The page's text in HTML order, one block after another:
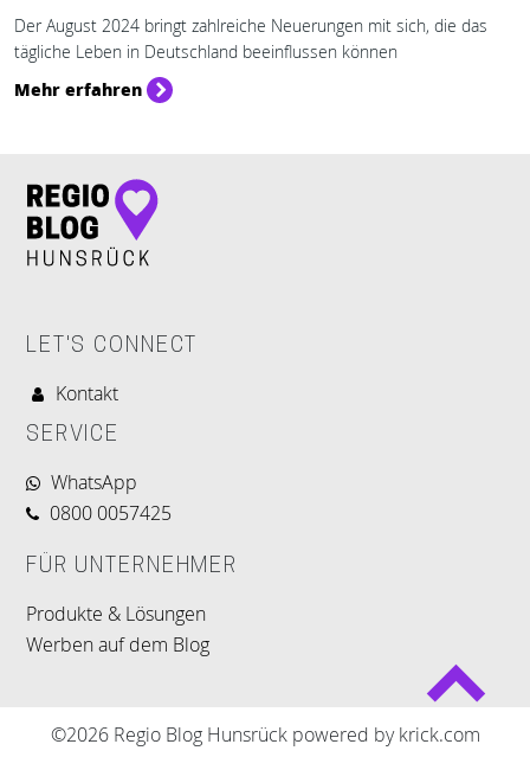
Der August 2024 bringt zahlreiche Neuerungen mit sich, die das
tägliche Leben in Deutschland beeinflussen können
Mehr erfahren
LET'S CONNECT
Kontakt
SERVICE
WhatsApp
0800 0057425
FÜR UNTERNEHMER
Produkte & Lösungen
Werben auf dem Blog
©2026 Regio Blog Hunsrück powered by krick.com